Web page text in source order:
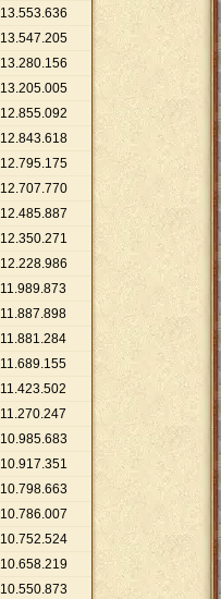
13.553.636
13.547.205
13.280.156
13.205.005
12.855.092
12.843.618
12.795.175
12.707.770
12.485.887
12.350.271
12.228.986
11.989.873
11.887.898
11.881.284
11.689.155
11.423.502
11.270.247
10.985.683
10.917.351
10.798.663
10.786.007
10.752.524
10.658.219
10.550.873